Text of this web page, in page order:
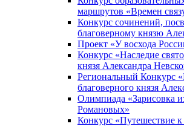
маршрутов «Времен
Конкурс сочинений,
благоверному князю
Проект «У восхода
Конкурс «Наследие
князя Александра
Региональный Конкурс
благоверного князя
Олимпиада «Зарисовка
Романовых»
Конкурс «Путешествие к